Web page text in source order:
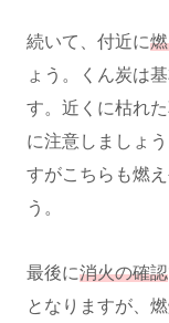
続いて、付近に
ょう。くん炭は
す。近くに枯れ
に注意しましょ
すがこちらも燃
う。
最後に消火の確認
となりますが、